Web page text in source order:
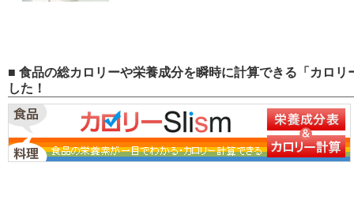
■ 食品の総カロリーや栄養成分を瞬時に計算できる「カロ
した！